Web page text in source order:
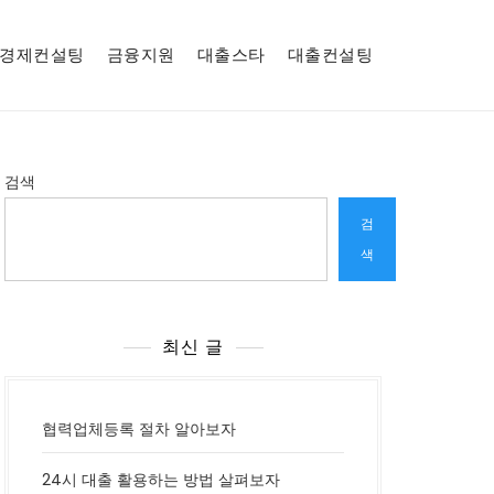
경제컨설팅 금융지원 대출스타 대출컨설팅
검색
검
색
최신 글
협력업체등록 절차 알아보자
24시 대출 활용하는 방법 살펴보자